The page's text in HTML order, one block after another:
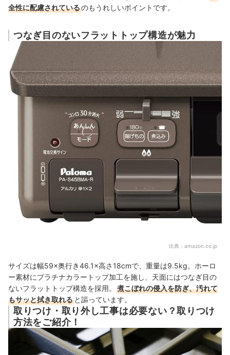
全性に配慮されているのもうれしいポイントです。
つなぎ目のないフラットトップ構造が魅力
出典： amazon.co.jp
サイズは幅59×奥行き46.1×高さ18cmで、重量は9.5kg。ホーロ
ー素材にプラチナカラートップ加工を施し、 天面にはつなぎ目の
ないフラットトップ構造を採用。
煮こぼれの侵入を防ぎ、汚れて
もサッと拭き取れる と謳っています。
取りつけ・取り外し工事は必要ない？取りつけ
方法をご紹介！